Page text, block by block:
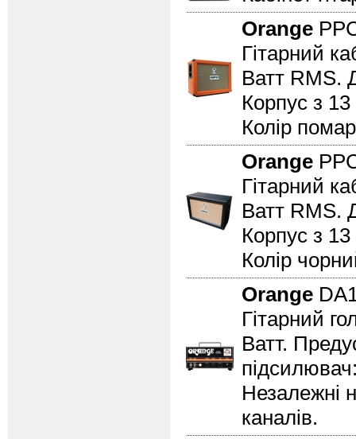
Orange
Гітарний
Ватт RMS.
Корпус з
Колір
Orange
Гітарний
Ватт RMS.
Корпус з
Колір
Orange
Гітарний
Ватт.
Незалежні
каналів.